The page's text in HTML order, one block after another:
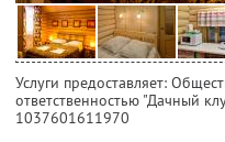
Услуги предоставляет:
ответственностью "Дачный
1037601611970